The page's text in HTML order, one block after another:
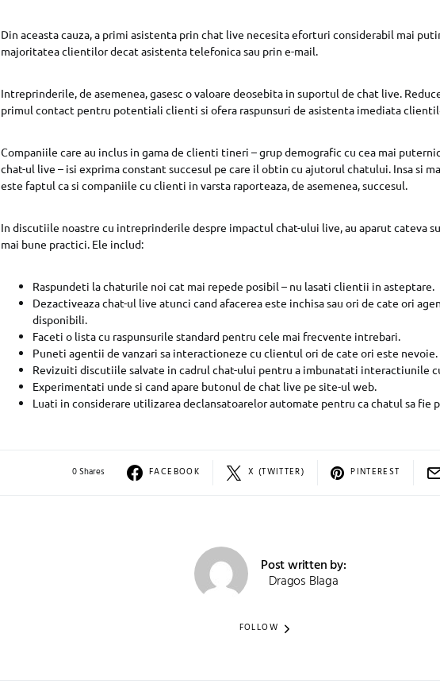
Din aceasta cauza, a primi asistenta prin chat live necesita eforturi considerabil mai
majoritatea clientilor decat asistenta telefonica sau prin e-mail.
Intreprinderile, de asemenea, gasesc o valoare deosebita in suportul de chat live.
primul contact pentru potentiali clienti si ofera raspunsuri de asistenta imediata
Companiile care au inclus in gama de clienti tineri – grup demografic cu cea mai
chat-ul live – isi exprima constant succesul pe care il obtin cu ajutorul chatului. Insa si
este faptul ca si companiile cu clienti in varsta raporteaza, de asemenea, succesul.
In discutiile noastre cu intreprinderile despre impactul chat-ului live, au aparut cateva
mai bune practici. Ele includ:
Raspundeti la chaturile noi cat mai repede posibil – nu lasati clientii in asteptare.
Dezactiveaza chat-ul live atunci cand afacerea este inchisa sau ori de cate ori
disponibili.
Faceti o lista cu raspunsurile standard pentru cele mai frecvente intrebari.
Puneti agentii de vanzari sa interactioneze cu clientul ori de cate ori este nevoie.
Revizuiti discutiile salvate in cadrul chat-ului pentru a imbunatati interactiunile
Experimentati unde si cand apare butonul de chat live pe site-ul web.
Luati in considerare utilizarea declansatoarelor automate pentru ca chatul sa fie
0 Shares FACEBOOK X (TWITTER) PINTEREST
Post written by:
Dragos Blaga
FOLLOW